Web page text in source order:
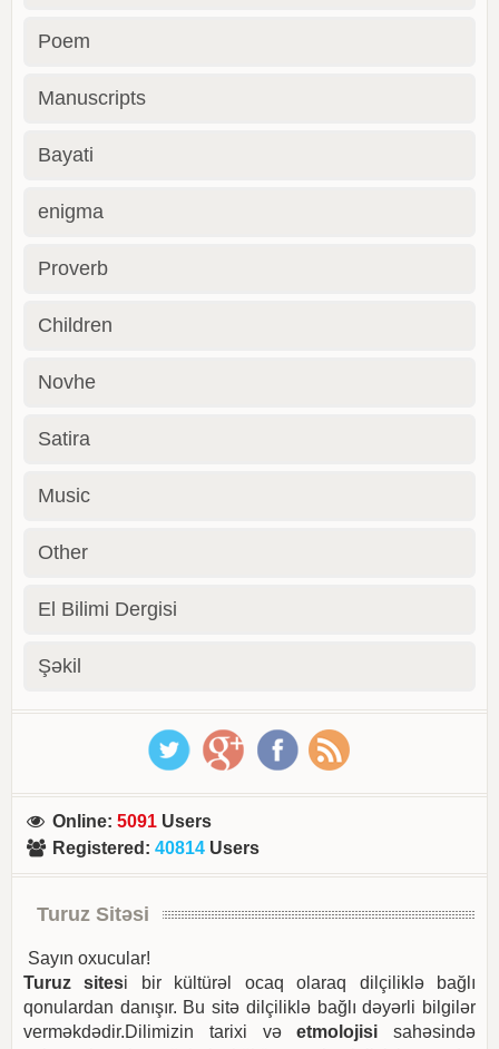
Poem
Manuscripts
Bayati
enigma
Proverb
Children
Novhe
Satira
Music
Other
El Bilimi Dergisi
Şəkil
Online:5091 Users
Registered :40814 Users
Turuz Sitəsi
Sayın oxucular!
Turuz sitesi bir kültürəl ocaq olaraq dilçiliklə bağlı
qonulardan danışır. Bu sitə dilçiliklə bağlı dəyərli bilgilər
verməkdədir.Dilimizin tarixi vəetmolojisi sahəsində